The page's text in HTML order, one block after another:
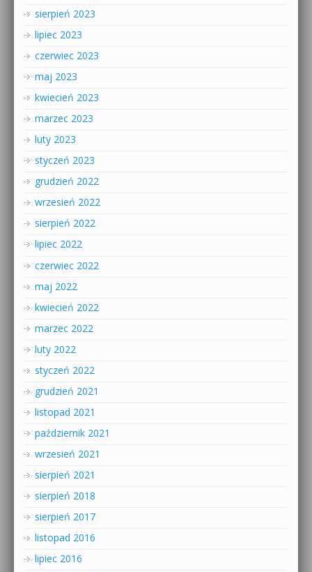
sierpień 2023
lipiec 2023
czerwiec 2023
maj 2023
kwiecień 2023
marzec 2023
luty 2023
styczeń 2023
grudzień 2022
wrzesień 2022
sierpień 2022
lipiec 2022
czerwiec 2022
maj 2022
kwiecień 2022
marzec 2022
luty 2022
styczeń 2022
grudzień 2021
listopad 2021
październik 2021
wrzesień 2021
sierpień 2021
sierpień 2018
sierpień 2017
listopad 2016
lipiec 2016